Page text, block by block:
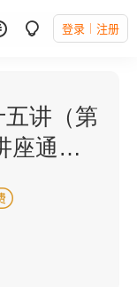
登录 注册
讲（第
座通识